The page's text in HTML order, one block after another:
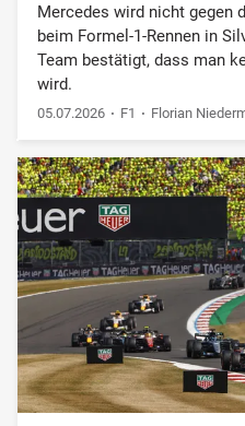
Mercedes wird nicht gegen
beim Formel-1-Rennen in
Team bestätigt, dass man
wird.
05.07.2026 F1 Florian